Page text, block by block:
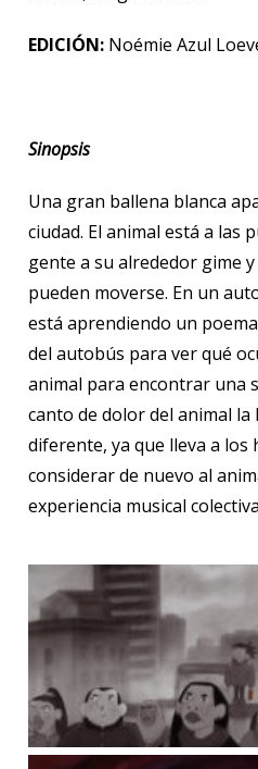
EDICIÓN: Noémie Azul
Sinopsis
Una gran ballena blanca
ciudad. El animal está a las
gente a su alrededor gime
pueden moverse. En un
está aprendiendo un
del autobús para ver qué
animal para encontrar una
canto de dolor del animal
diferente, ya que lleva a
considerar de nuevo al
experiencia musical